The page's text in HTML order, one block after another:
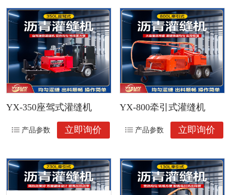
YX-350座驾式灌缝机
产品参数 立即询价
YX-800牵引式灌缝机
产品参数 立即询价